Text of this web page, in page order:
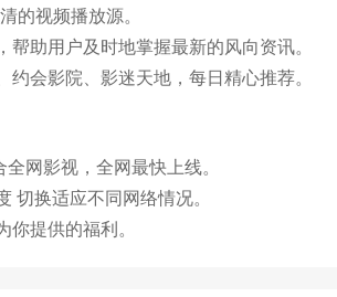
的视频播放源。
助用户及时地掌握最新的风向资讯。
会影院、影迷天地，每日精心推荐。
网影视，全网最快上线。
切换适应不同网络情况。
提供的福利。